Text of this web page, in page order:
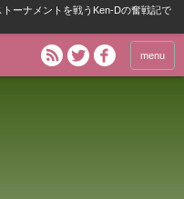
ーナメントを戦うKen-Dの奮戦記で
menu